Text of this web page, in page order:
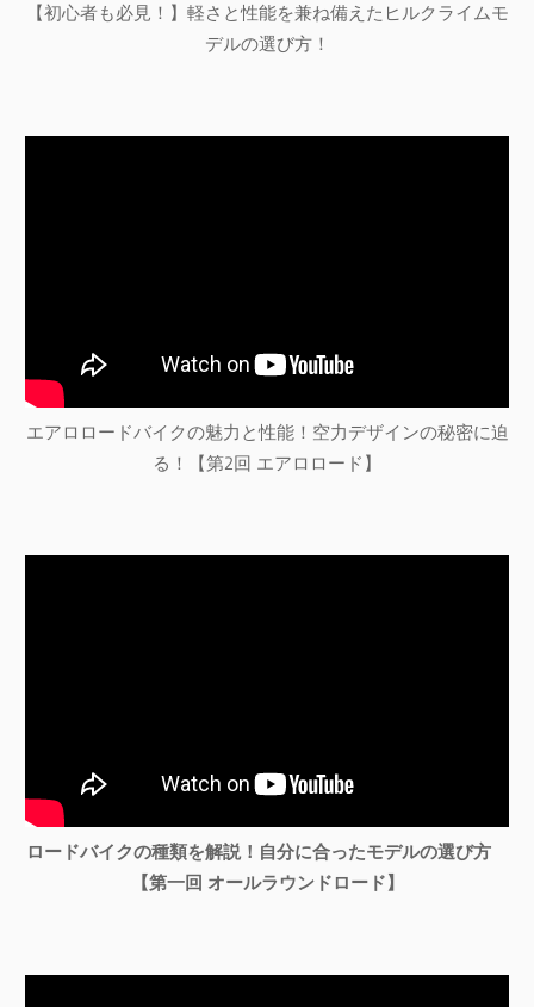
【初心者も必見！】軽さと性能を兼ね備えたヒルクライムモ
デルの選び方！
エアロロードバイクの魅力と性能！空力デザインの秘密に迫
る！【第2回 エアロロード】
ロードバイクの種類を解説！自分に合ったモデルの選び方
【第一回 オールラウンドロード】